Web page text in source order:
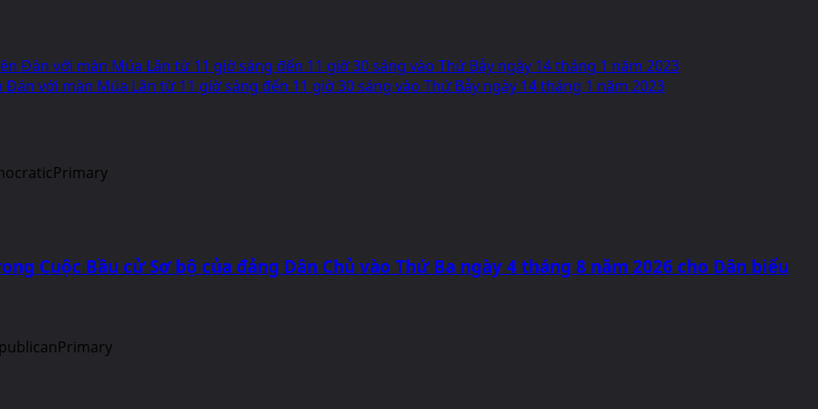
Đán với màn Múa Lân từ 11 giờ sáng đến 11 giờ 30 sáng vào Thứ Bảy ngày 14 tháng 1 năm 2023
với màn Múa Lân từ 11 giờ sáng đến 11 giờ 30 sáng vào Thứ Bảy ngày 14 tháng 1 năm 2023
Cuộc Bầu cử Sơ bộ của đảng Dân Chủ vào Thứ Ba ngày 4 tháng 8 năm 2026 cho Dân biểu